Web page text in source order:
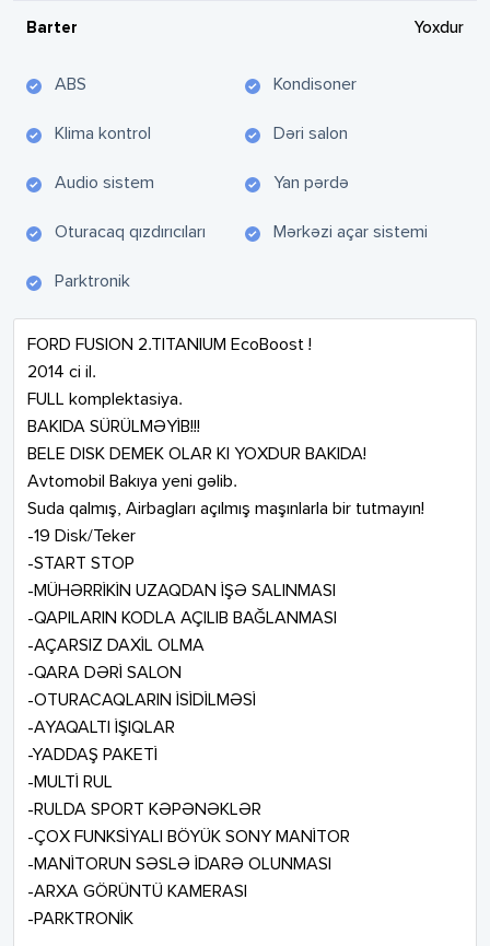
Barter Yoxdur
ABS Kondisoner
Klima kontrol Dəri salon
Audio sistem Yan pərdə
Oturacaq qızdırıcıları Mərkəzi açar sistemi
Parktronik
FORD FUSION 2.TITANIUM EcoBoost !
2014 ci il.
FULL komplektasiya.
BAKIDA SÜRÜLMƏYİB!!!
BELE DISK DEMEK OLAR KI YOXDUR BAKIDA!
Avtomobil Bakıya yeni gəlib.
Suda qalmış, Airbagları açılmış maşınlarla bir tutmayın!
-19 Disk/Teker
-START STOP
-MÜHƏRRİKİN UZAQDAN İŞƏ SALINMASI
-QAPILARIN KODLA AÇILIB BAĞLANMASI
-AÇARSIZ DAXİL OLMA
-QARA DƏRİ SALON
-OTURACAQLARIN İSİDİLMƏSİ
-AYAQALTI İŞIQLAR
-YADDAŞ PAKETİ
-MULTİ RUL
-RULDA SPORT KƏPƏNƏKLƏR
-ÇOX FUNKSİYALI BÖYÜK SONY MANİTOR
-MANİTORUN SƏSLƏ İDARƏ OLUNMASI
-ARXA GÖRÜNTÜ KAMERASI
-PARKTRONİK